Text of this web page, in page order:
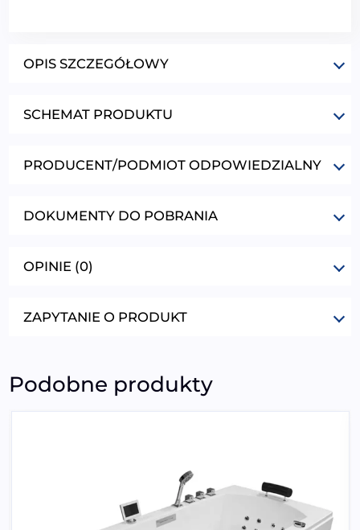
OPIS SZCZEGÓŁOWY
SCHEMAT PRODUKTU
PRODUCENT/PODMIOT ODPOWIEDZIALNY
DOKUMENTY DO POBRANIA
OPINIE (0)
ZAPYTANIE O PRODUKT
Podobne produkty